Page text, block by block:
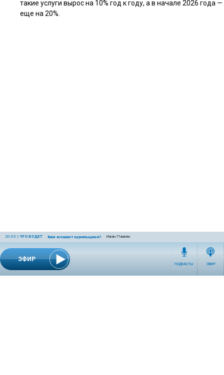
ЭФИР
20:03 | ЧТО БУДЕТ Вам мешают курильщики? Иван Панкин
ПОДКАСТЫ ЭФИР
такие услуги вырос на 10% год к году, а в начале 2026 года —
еще на 20%.